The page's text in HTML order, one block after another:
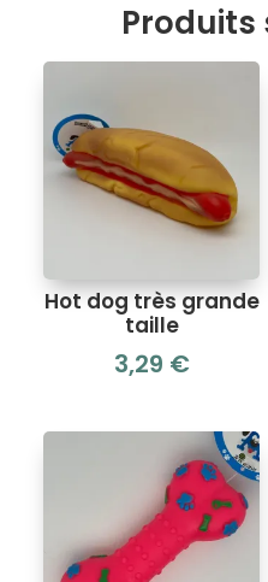
Produits
Hot dog très grande
taille
3,29 €